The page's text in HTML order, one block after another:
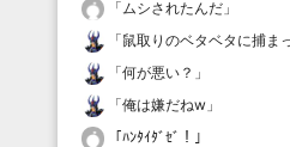
「 ムシされたんだ 」
「鼠取りのベタベタに捕ま
「何が悪い？ 」
「俺は嫌だねw 」
「ﾊﾝﾀｲﾀﾞｾﾞ！ 」